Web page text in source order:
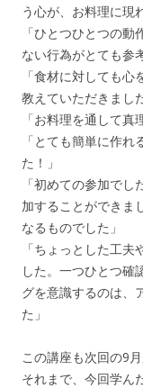
う心が、お料理に現
「ひとつひとつの
ない行為がとても参
「食材に対しても
教えていただきまし
「お料理を通して真
「とても簡単に作
た！」
「初めての参加で
加することができま
なるものでした」
「ちょっとした工
した。一つひとつ確
グを意識するのは、
た」
この講座も次回の9
それまで、今回学ん